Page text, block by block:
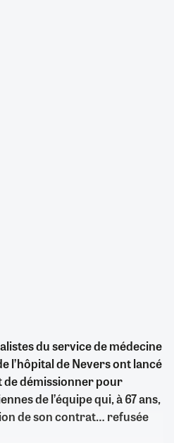
du service de médecine
l’hôpital de Nevers ont lancé
de démissionner pour
de l’équipe qui, à 67 ans,
de son contrat… refusée